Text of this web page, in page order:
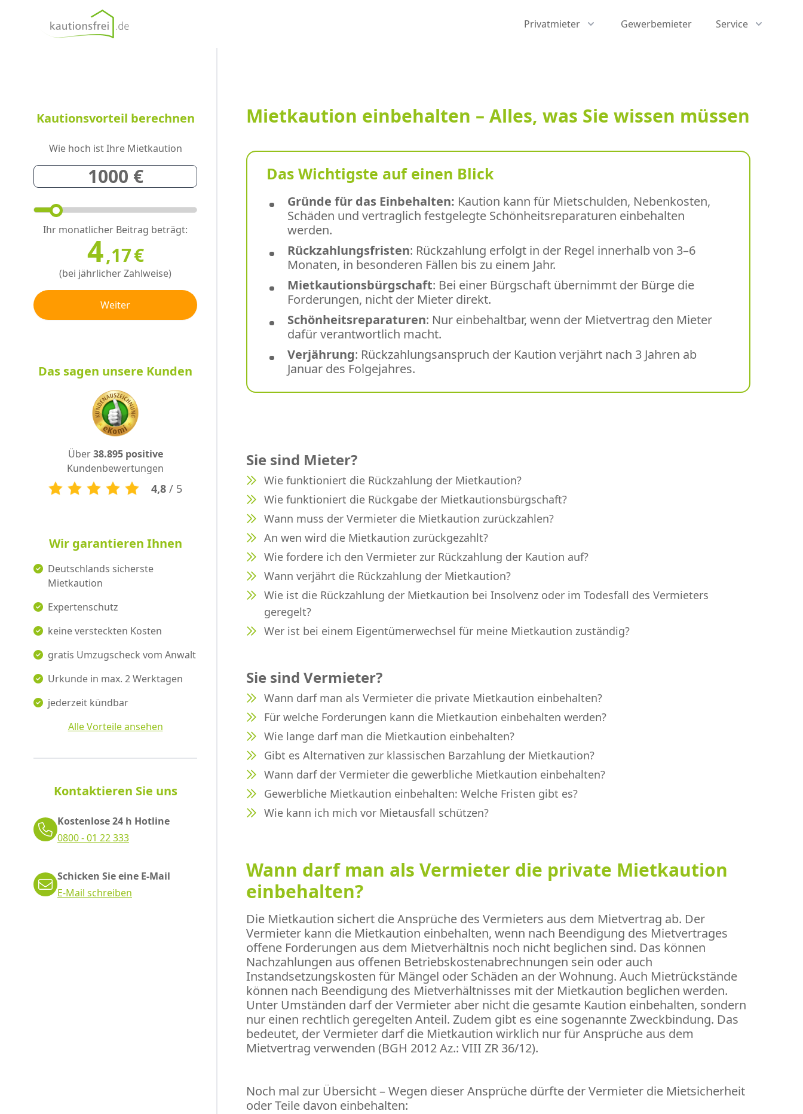
kautionsfrei.de
Privatmieter Gewerbemieter Service
Kautionsvorteil berechnen
Wie hoch ist Ihre Mietkaution
Ihr monatlicher Beitrag beträgt:
4,17€
(bei jährlicher Zahlweise)
Weiter
Das sagen unsere Kunden
Über38.895 positive
Kundenbewertungen
4,8 / 5
Wir garantieren Ihnen
Deutschlands sicherste
Mietkaution
Expertenschutz
keine versteckten Kosten
gratis Umzugscheck vom Anwalt
Urkunde in max. 2 Werktagen
jederzeit kündbar
Alle Vorteile ansehen
Kontaktieren Sie uns
Kostenlose 24 h Hotline
0800 - 01 22 333
Schicken Sie eine E-Mail
E-Mail schreiben
Mietkaution einbehalten – Alles, was Sie wissen müssen
Das Wichtigste auf einen Blick
Gründe für das Einbehalten: Kaution kann für Mietschulden, Nebenkosten,
Schäden und vertraglich festgelegte Schönheitsreparaturen einbehalten
werden.
Rückzahlungsfristen: Rückzahlung erfolgt in der Regel innerhalb von 3–6
Monaten, in besonderen Fällen bis zu einem Jahr.
Mietkautionsbürgschaft: Bei einer Bürgschaft übernimmt der Bürge die
Forderungen, nicht der Mieter direkt.
Schönheitsreparaturen: Nur einbehaltbar, wenn der Mietvertrag den Mieter
dafür verantwortlich macht.
Verjährung: Rückzahlungsanspruch der Kaution verjährt nach 3 Jahren ab
Januar des Folgejahres.
Sie sind Mieter?
Wie funktioniert die Rückzahlung der Mietkaution?
Wie funktioniert die Rückgabe der Mietkautionsbürgschaft?
Wann muss der Vermieter die Mietkaution zurückzahlen?
An wen wird die Mietkaution zurückgezahlt?
Wie fordere ich den Vermieter zur Rückzahlung der Kaution auf?
Wann verjährt die Rückzahlung der Mietkaution?
Wie ist die Rückzahlung der Mietkaution bei Insolvenz oder im Todesfall des Vermieters
geregelt?
Wer ist bei einem Eigentümerwechsel für meine Mietkaution zuständig?
Sie sind Vermieter?
Wann darf man als Vermieter die private Mietkaution einbehalten?
Für welche Forderungen kann die Mietkaution einbehalten werden?
Wie lange darf man die Mietkaution einbehalten?
Gibt es Alternativen zur klassischen Barzahlung der Mietkaution?
Wann darf der Vermieter die gewerbliche Mietkaution einbehalten?
Gewerbliche Mietkaution einbehalten: Welche Fristen gibt es?
Wie kann ich mich vor Mietausfall schützen?
Wann darf man als Vermieter die private Mietkaution
einbehalten?
Die Mietkaution sichert die Ansprüche des Vermieters aus dem Mietvertrag ab. Der
Vermieter kann die Mietkaution einbehalten, wenn nach Beendigung des Mietvertrages
offene Forderungen aus dem Mietverhältnis noch nicht beglichen sind. Das können
Nachzahlungen aus offenen Betriebskostenabrechnungen sein oder auch
Instandsetzungskosten für Mängel oder Schäden an der Wohnung. Auch Mietrückstände
können nach Beendigung des Mietverhältnisses mit der Mietkaution beglichen werden.
Unter Umständen darf der Vermieter aber nicht die gesamte Kaution einbehalten, sondern
nur einen rechtlich geregelten Anteil. Zudem gibt es eine sogenannte Zweckbindung. Das
bedeutet, der Vermieter darf die Mietkaution wirklich nur für Ansprüche aus dem
Mietvertrag verwenden (BGH 2012 Az.: VIII ZR 36/12).
Noch mal zur Übersicht – Wegen dieser Ansprüche dürfte der Vermieter die Mietsicherheit
oder Teile davon einbehalten: